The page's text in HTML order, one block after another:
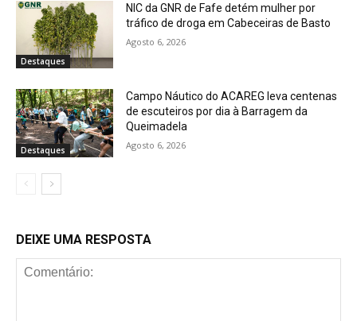
Destaques
NIC da GNR de Fafe detém mulher por
tráfico de droga em Cabeceiras de Basto
Agosto 6, 2026
Destaques
Campo Náutico do ACAREG leva centenas
de escuteiros por dia à Barragem da
Queimadela
Agosto 6, 2026
DEIXE UMA RESPOSTA